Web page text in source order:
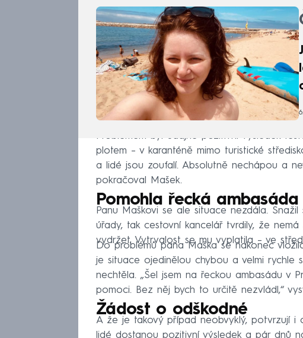
Problémem byl údajně pozitivní výsledek
plotem – v karanténě mimo turistické
a lidé jsou zoufalí. Absolutně nechápou a
pokračoval Mašek.
Pomohla řecká ambasáda
Panu Maškovi se ale situace nezdála.
úřady, tak cestovní kancelář tvrdily, že
vydržet. Vytrvalost se mu vyplatila – ve
Do problémů pana Maška se nakonec
je situace ojedinělou chybou a velmi rychle
nechtěla. „Šel jsem na řeckou ambasádu v
pomoci. Bez něj bych to určitě nezvládl,“
Žádost o odškodné
A že je takový případ neobvyklý, potvrzují i
lidé dostanou pozitivní výsledek a pár dnů